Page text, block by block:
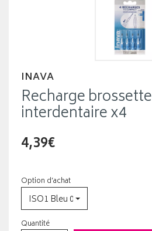
INAVA
Recharge brossette
interdentaire x4
4,39€
Option d’achat
ISO1 Bleu 0.8mm
Quantité